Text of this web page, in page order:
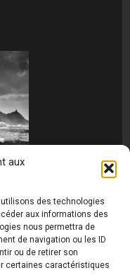
aux
des technologies
aux informations des
nous permettra de
de navigation ou les ID
ou de retirer son
certaines caractéristiques